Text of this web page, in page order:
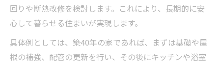
回りや断熱改修を検討します。これにより、長期的に安
心して暮らせる住まいが実現します。
具体例としては、築40年の家であれば、まずは基礎や屋
根の補強、配管の更新を行い、その後にキッチンや浴室